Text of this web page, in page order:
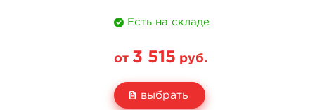
Есть на складе
от 3 515 руб.
выбрать